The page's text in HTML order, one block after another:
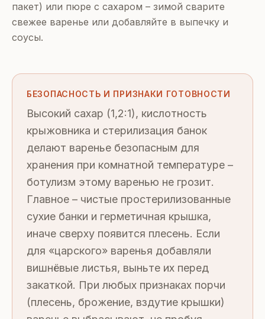
пакет) или пюре с сахаром – зимой сварите
свежее варенье или добавляйте в выпечку и
соусы.
БЕЗОПАСНОСТЬ И ПРИЗНАКИ ГОТОВНОСТИ
Высокий сахар (1,2:1), кислотность
крыжовника и стерилизация банок
делают варенье безопасным для
хранения при комнатной температуре –
ботулизм этому варенью не грозит.
Главное – чистые простерилизованные
сухие банки и герметичная крышка,
иначе сверху появится плесень. Если
для «царского» варенья добавляли
вишнёвые листья, выньте их перед
закаткой. При любых признаках порчи
(плесень, брожение, вздутие крышки)